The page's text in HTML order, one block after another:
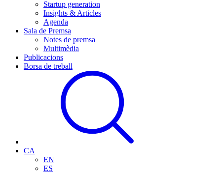
Startup generation
Insights & Articles
Agenda
Sala de Premsa
Notes de premsa
Multimèdia
Publicacions
Borsa de treball
CA
EN
ES